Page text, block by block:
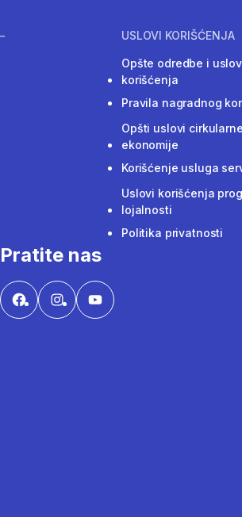
USLOVI KORIŠĆENJA
Opšte odredbe i
korišćenja
Pravila nagradnog
Opšti uslovi cirkularne
ekonomije
Korišćenje usluga
Uslovi korišćenja
lojalnosti
Politika privatnosti
Pratite nas